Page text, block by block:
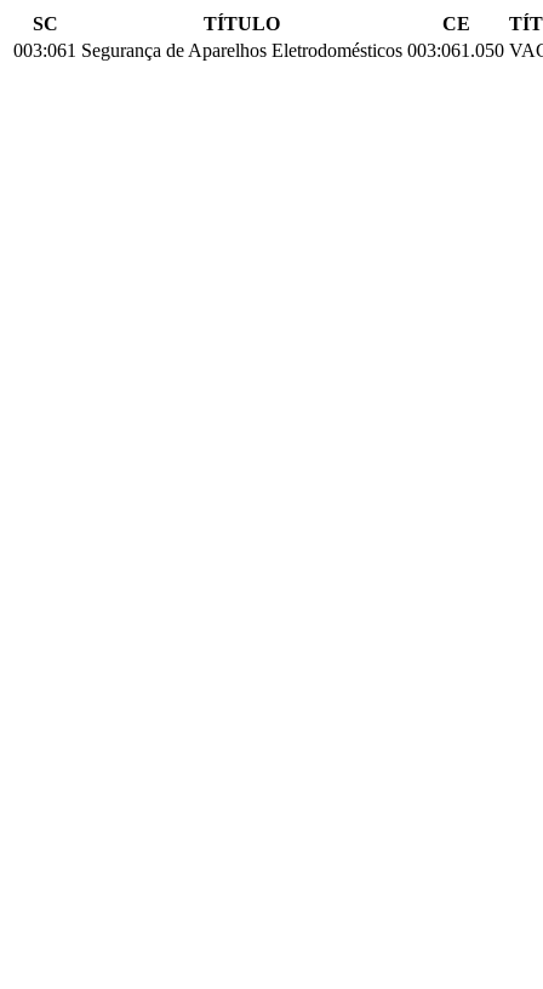
SC TÍTULO CE
003:061 Segurança de Aparelhos Eletrodomésticos 003:061.050